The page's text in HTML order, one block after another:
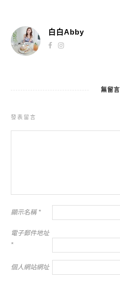
白白Abby
無留言
發表留言
顯示名稱 *
電子郵件地址
*
個人網站網址